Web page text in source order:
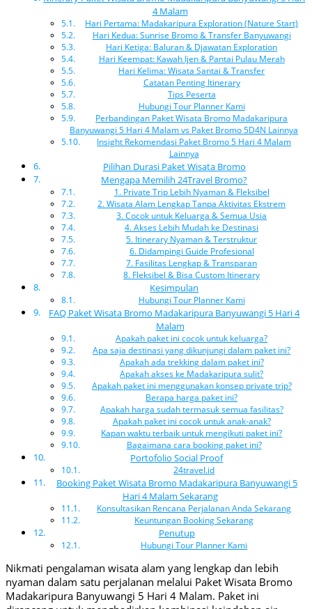
4 Malam
Hari Pertama: Madakaripura Exploration (Nature Start)
Hari Kedua: Sunrise Bromo & Transfer Banyuwangi
Hari Ketiga: Baluran & Djawatan Exploration
Hari Keempat: Kawah Ijen & Pantai Pulau Merah
Hari Kelima: Wisata Santai & Transfer
Catatan Penting Itinerary
Tips Peserta
Hubungi Tour Planner Kami
Perbandingan Paket Wisata Bromo Madakaripura
Banyuwangi 5 Hari 4 Malam vs Paket Bromo 5D4N Lainnya
Insight Rekomendasi Paket Bromo 5 Hari 4 Malam
Lainnya
Pilihan Durasi Paket Wisata Bromo
Mengapa Memilih 24Travel Bromo?
1. Private Trip Lebih Nyaman & Fleksibel
2. Wisata Alam Lengkap Tanpa Aktivitas Ekstrem
3. Cocok untuk Keluarga & Semua Usia
4. Akses Lebih Mudah ke Destinasi
5. Itinerary Nyaman & Terstruktur
6. Didampingi Guide Profesional
7. Fasilitas Lengkap & Transparan
8. Fleksibel & Bisa Custom Itinerary
Kesimpulan
Hubungi Tour Planner Kami
FAQ Paket Wisata Bromo Madakaripura Banyuwangi 5 Hari 4
Malam
Apakah paket ini cocok untuk keluarga?
Apa saja destinasi yang dikunjungi dalam paket ini?
Apakah ada trekking dalam paket ini?
Apakah akses ke Madakaripura sulit?
Apakah paket ini menggunakan konsep private trip?
Berapa harga paket ini?
Apakah harga sudah termasuk semua fasilitas?
Apakah paket ini cocok untuk anak-anak?
Kapan waktu terbaik untuk mengikuti paket ini?
Bagaimana cara booking paket ini?
Portofolio Social Proof
24travel.id
Booking Paket Wisata Bromo Madakaripura Banyuwangi 5
Hari 4 Malam Sekarang
Konsultasikan Rencana Perjalanan Anda Sekarang
Keuntungan Booking Sekarang
Penutup
Hubungi Tour Planner Kami
Nikmati pengalaman wisata alam yang lengkap dan lebih
nyaman dalam satu perjalanan melalui Paket Wisata Bromo
Madakaripura Banyuwangi 5 Hari 4 Malam. Paket ini